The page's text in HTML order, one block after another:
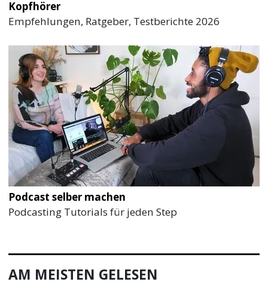
Kopfhörer
Empfehlungen, Ratgeber, Testberichte 2026
Podcast selber machen
Podcasting Tutorials für jeden Step
AM MEISTEN GELESEN